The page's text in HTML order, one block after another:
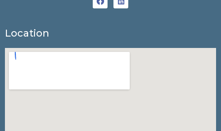
Location